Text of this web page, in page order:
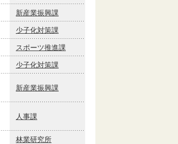
新産業振興課
少子化対策課
スポーツ推進課
少子化対策課
新産業振興課
人事課
林業研究所